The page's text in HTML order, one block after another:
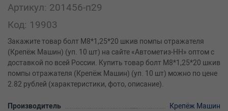
Артикул: 201456-п29
Код: 19903
Закажите товар болт М8*1,25*20 шкив помпы отражателя
(Крепёж Машин) (уп. 10 шт) на сайте «Автометиз-НН» оптом с
доставкой по всей России. Купить товар болт М8*1,25*20 шкив
помпы отражателя (Крепёж Машин) (уп. 10 шт) можно по цене
2.82 рублей (характеристики, фото, описание).
Производитель
Крепёж Машин